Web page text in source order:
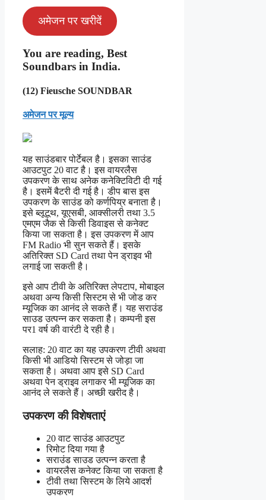
अमेजन पर खरीदें
You are reading, Best
Soundbars in India.
(12) Fieusche SOUNDBAR
अमेजन पर मूल्य
यह साउंडबार पोर्टेबल है। इसका साउंड
आउटपुट 20 वाट है। इस वायरलैस
उपकरण के साथ अनेक कनेक्टिविटी दी गई
है। इसमें बैटरी दी गई है। डीप बास इस
उपकरण के साउंड को कर्णपिय्र बनाता है।
इसे ब्लूटूथ, यूएसबी, आक्सीलरी तथा 3.5
एमएम जैक से किसी डिवाइस से कनेक्ट
किया जा सकता है। इस उपकरण में आप
FM Radio भी सुन सकते हैं। इसके
अतिरिक्त SD Card तथा पेन ड्राइव भी
लगाई जा सकती है।
इसे आप टीवी के अतिरिक्त लेपटाप, मोबाइल
अथवा अन्य किसी सिस्टम से भी जोड कर
म्यूजिक का आनंद ले सकते हैं। यह सराउंड
साउड उत्पन्न कर सकता है। कम्पनी इस
पर1 वर्ष की वारंटी दे रही है।
सलाह: 20 वाट का यह उपकरण टीवी अथवा
किसी भी आडियो सिस्टम से जोड़ा जा
सकता है। अथवा आप इसे SD Card
अथवा पेन ड्राइव लगाकर भी म्यूजिक का
आनंद ले सकते हैं। अच्छी खरीद है।
उपकरण की विशेषताएं
20 वाट साउंड आउटपुट
रिमोट दिया गया है
सराउंड साउड उत्पन्न करता है
वायरलैस कनेक्ट किया जा सकता है
टीवी तथा सिस्टम के लिये आदर्श
उपकरण